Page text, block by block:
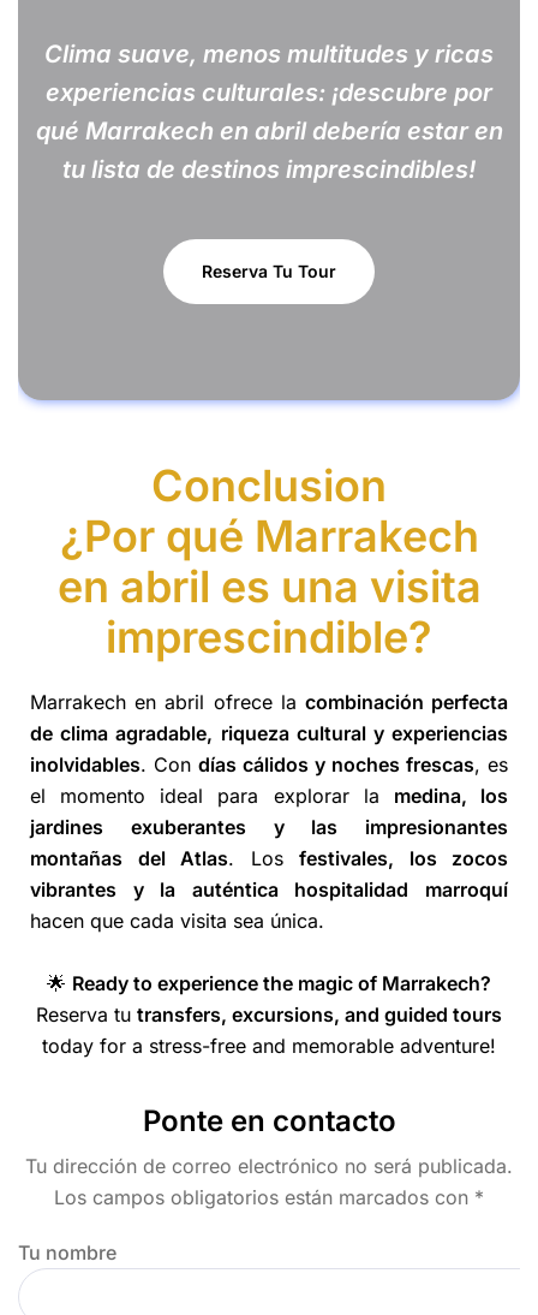
Clima suave, menos multitudes y ricas
experiencias culturales: ¡descubre por
qué Marrakech en abril debería estar en
tu lista de destinos imprescindibles!
Reserva Tu Tour
Conclusion
¿Por qué Marrakech
en abril es una visita
imprescindible?
Marrakech en abril ofrece la combinación perfecta
de clima agradable, riqueza cultural y experiencias
inolvidables. Con días cálidos y noches frescas, es
el momento ideal para explorar la medina, los
jardines exuberantes y las impresionantes
montañas del Atlas. Los festivales, los zocos
vibrantes y la auténtica hospitalidad marroquí
hacen que cada visita sea única.
🌟 Ready to experience the magic of Marrakech?
Reserva tu transfers, excursions, and guided tours
today for a stress-free and memorable adventure!
Ponte en contacto
Tu dirección de correo electrónico no será publicada.
Los campos obligatorios están marcados con *
Tu nombre